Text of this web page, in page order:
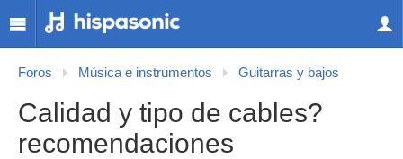
Foros Música e instrumentos Guitarras y bajos
Calidad y tipo de cables?
recomendaciones